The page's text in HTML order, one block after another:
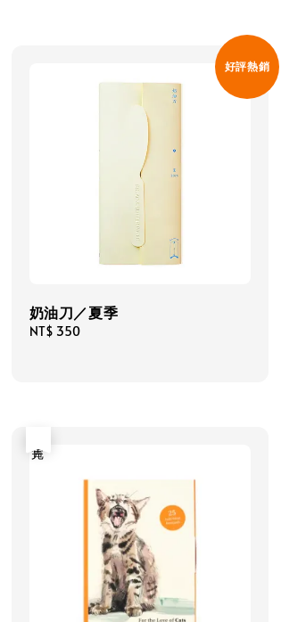
好評熱銷
奶油刀／夏季
Regular
NT$ 350